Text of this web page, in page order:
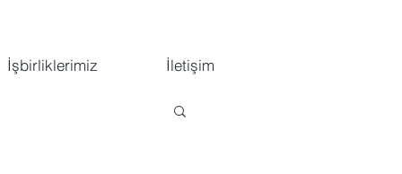
İşbirliklerimiz İletişim